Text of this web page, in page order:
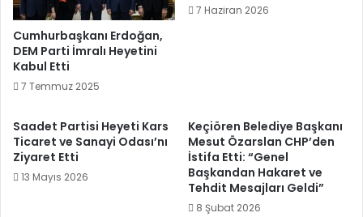
Cumhurbaşkanı Erdoğan,
DEM Parti İmralı Heyetini
Kabul Etti
7 Temmuz 2025
7 Haziran 2026
Saadet Partisi Heyeti Kars
Ticaret ve Sanayi Odası’nı
Ziyaret Etti
13 Mayıs 2026
Keçiören Belediye Başkanı
Mesut Özarslan CHP’den
İstifa Etti: “Genel
Başkandan Hakaret ve
Tehdit Mesajları Geldi”
8 Şubat 2026